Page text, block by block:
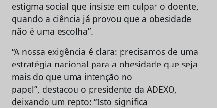
estigma social que insiste em culpar o doente,
quando a ciência já provou que a obesidade
não é uma escolha”.
“A nossa exigência é clara: precisamos de uma
estratégia nacional para a obesidade que seja
mais do que uma intenção no
papel”, destacou o presidente da ADEXO,
deixando um repto: “Isto significa